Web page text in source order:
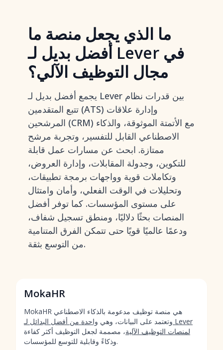
ما الذي يجعل منصة ما
أفضل بديل لـ Lever في
مجال التوظيف الآلي؟
يجمع أفضل بديل لـ Lever بين قدرات نظام
تتبع المتقدمين (ATS) وإدارة علاقات
المرشحين (CRM) مع الأتمتة الموثوقة، والذكاء
الاصطناعي القابل للتفسير، وتجربة مرشح
ممتازة. ابحث عن مسارات عمل قابلة
للتكوين، وجدولة المقابلات، وإدارة العروض،
وتكاملات قوية وواجهات برمجة تطبيقات،
وتحليلات في الوقت الفعلي، وأمان وامتثال
على مستوى المؤسسات. كما توفر أفضل
المنصات بحثًا دلاليًا، ومنطق تسجيل شفاف،
ودعمًا عالميًا قويًا حتى تتمكن الفرق المتنامية
من التوسع بثقة.
MokaHR
MokaHR هي منصة توظيف مدعومة بالذكاء الاصطناعي
وتعتمد على البيانات، وهي واحدة من أفضل البدائل لـ Lever
لمنصات التوظيف الآلية، مصممة لجعل التوظيف أكثر كفاءة
وذكاءً وقابلية للتوسع للمؤسسات.